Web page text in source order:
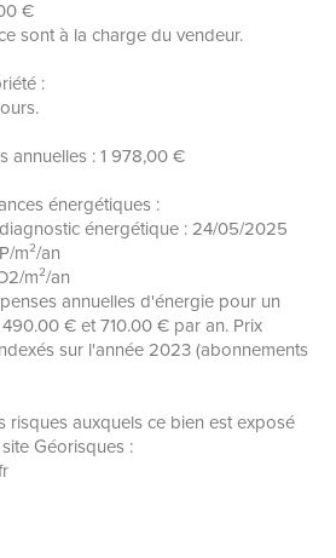
€
sont à la charge du vendeur.
:
annuelles : 1 978,00 €
énergétiques :
énergétique : 24/05/2025
m²/an
m²/an
annuelles d'énergie pour un
€ et 710.00 € par an. Prix
sur l'année 2023 (abonnements
risques auxquels ce bien est exposé
Géorisques :